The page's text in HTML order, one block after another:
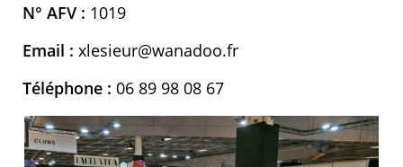
N° AFV : 1019
Email : xlesieur@wanadoo.fr
Téléphone : 06 89 98 08 67